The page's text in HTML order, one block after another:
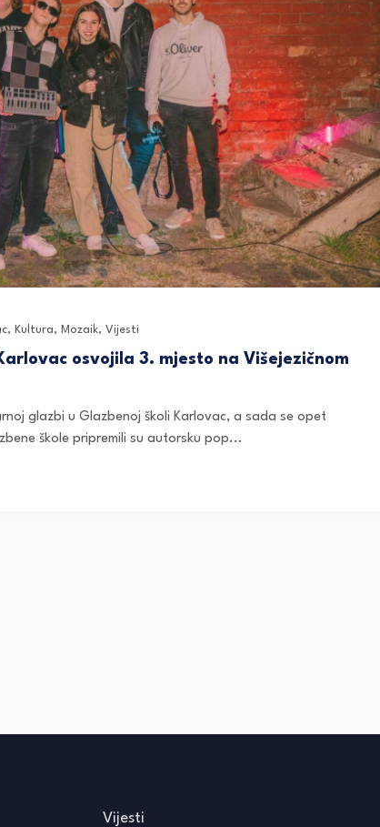
, Kultura, Mozaik, Vijesti
osvojila 3. mjesto na Višejezičnom
glazbi u Glazbenoj školi Karlovac, a sada se opet
škole pripremili su autorsku pop...
Vijesti